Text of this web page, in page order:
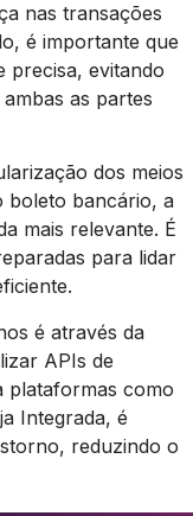
nas transações
é importante que
precisa, evitando
as partes
dos meios
boleto bancário, a
mais relevante. É
para lidar
é através da
APIs de
plataformas como
Integrada, é
reduzindo o